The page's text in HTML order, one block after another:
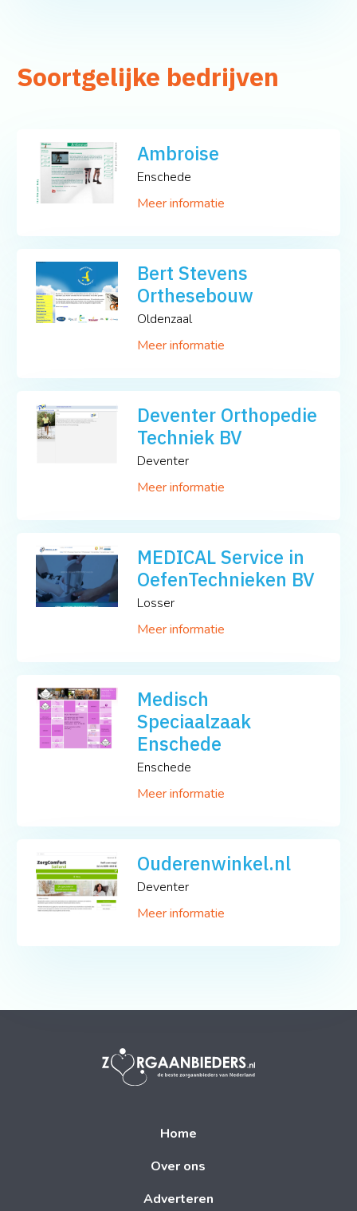
Soortgelijke bedrijven
Ambroise
Enschede
Meer informatie
Bert Stevens
Orthesebouw
Oldenzaal
Meer informatie
Deventer Orthopedie
Techniek BV
Deventer
Meer informatie
MEDICAL Service in
OefenTechnieken BV
Losser
Meer informatie
Medisch
Speciaalzaak
Enschede
Enschede
Meer informatie
Ouderenwinkel.nl
Deventer
Meer informatie
Home
Over ons
Adverteren